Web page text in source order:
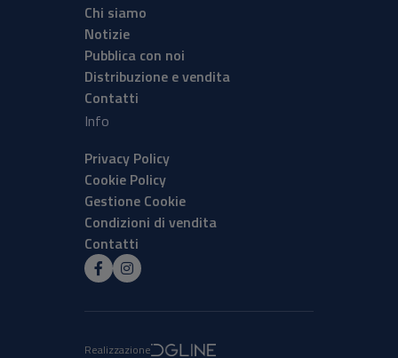
Chi siamo
Notizie
Pubblica con noi
Distribuzione e vendita
Contatti
Info
Privacy Policy
Cookie Policy
Gestione Cookie
Condizioni di vendita
Contatti
Realizzazione